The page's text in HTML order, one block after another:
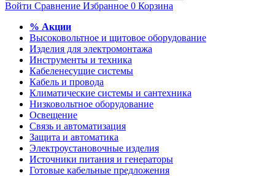
Войти Сравнение Избранное 0 Корзина
% Акции
Высоковольтное и щитовое оборудование
Изделия для электромонтажа
Инструменты и техника
Кабеленесущие системы
Кабель и провода
Климатические системы и сантехника
Низковольтное оборудование
Освещение
Связь и автоматизация
Защита и автоматика
Электроустановочные изделия
Источники питания и генераторы
Готовые кабельные предложения